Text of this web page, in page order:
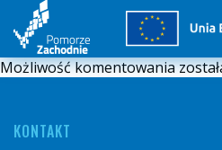
Możliwość komentowania
KONTAKT